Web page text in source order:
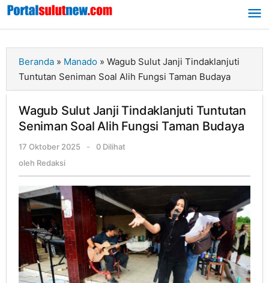
Lewati
Beranda » Manado » Wagub Sulut Janji Tindaklanjuti
Tuntutan Seniman Soal Alih Fungsi Taman Budaya
Wagub Sulut Janji Tindaklanjuti Tuntutan
Seniman Soal Alih Fungsi Taman Budaya
17 Oktober 2025
oleh
-
0 Dilihat
oleh Redaksi